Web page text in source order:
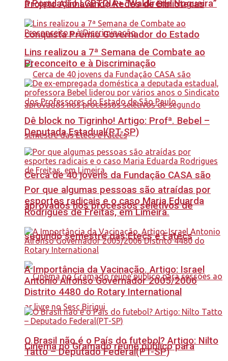
Projeto Alinhavando Redes de Bibliotecas
conquista Prêmio Governador do Estado
Cerca de 40 jovens da Fundação CASA são
aprovados nos processos seletivos de
segundo semestre das Etecs e Fatecs
Cinema no Gramado reúne público para
à População LGBTQIA+ “Waldirene Nogueira”
Lins realizou a 7ª Semana de Combate ao
Preconceito e à Discriminação
Dê block no Tigrinho! Artigo: Profª. Bebel –
Deputada Estadual(PT-SP)
Por que algumas pessoas são atraídas por
esportes radicais e o caso Maria Eduarda
Rodrigues de Freitas, em Limeira.
A Importância da Vacinação. Artigo: Israel
Antonio Alfonso Governador 2005/2006
Distrito 4480 do Rotary International
O Brasil não é o País do futebol? Artigo: Nilto
Tatto – Deputado Federal(PT-SP)